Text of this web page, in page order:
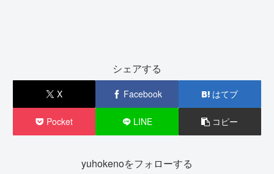
シェアする
X Facebook はてブ
Pocket LINE コピー
yuhokenoをフォローする